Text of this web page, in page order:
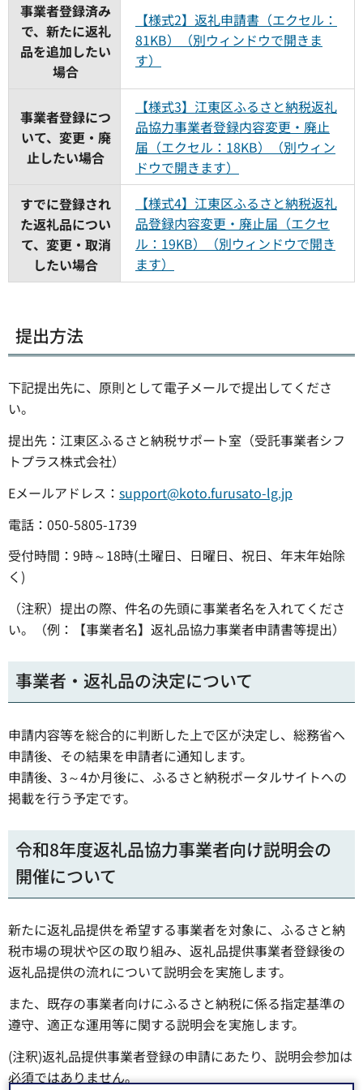
事業者登録済み
で、新たに返礼
品を追加したい
場合
【様式2】返礼申請書（エクセル：
81KB）（別ウィンドウで開きま
す）
事業者登録につ
いて、変更・廃
止したい場合
【様式3】江東区ふるさと納税返礼
品協力事業者登録内容変更・廃止
届（エクセル：18KB）（別ウィン
ドウで開きます）
すでに登録され
た返礼品につい
て、変更・取消
したい場合
【様式4】江東区ふるさと納税返礼
品登録内容変更・廃止届（エクセ
ル：19KB）（別ウィンドウで開き
ます）
提出方法
下記提出先に、原則として電子メールで提出してくださ
い。
提出先：江東区ふるさと納税サポート室（受託事業者シフ
トプラス株式会社）
Eメールアドレス： support@koto.furusato-lg.jp
電話：050-5805-1739
受付時間：9時～18時(土曜日、日曜日、祝日、年末年始除
く)
（注釈）提出の際、件名の先頭に事業者名を入れてくださ
い。（例：【事業者名】返礼品協力事業者申請書等提出）
事業者・返礼品の決定について
申請内容等を総合的に判断した上で区が決定し、総務省へ
申請後、その結果を申請者に通知します。
申請後、3～4か月後に、ふるさと納税ポータルサイトへの
掲載を行う予定です。
令和8年度返礼品協力事業者向け説明会の
開催について
新たに返礼品提供を希望する事業者を対象に、ふるさと納
税市場の現状や区の取り組み、返礼品提供事業者登録後の
返礼品提供の流れについて説明会を実施します。
また、既存の事業者向けにふるさと納税に係る指定基準の
遵守、適正な運用等に関する説明会を実施します。
(注釈)返礼品提供事業者登録の申請にあたり、説明会参加は
必須ではありません。